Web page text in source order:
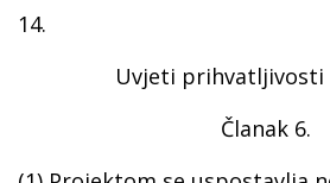
14.
Uvjeti
Članak 6.